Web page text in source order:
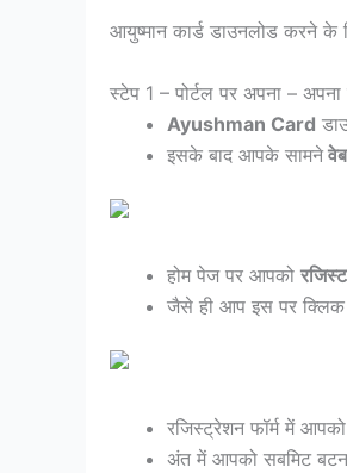
आयुष्मान कार्ड डाउनलोड करने के
स्टेप 1 – पोर्टल पर अपना –
Ayushman Card
इसके बाद आपके सामने
होम पेज पर आपको
जैसे ही आप इस पर
रजिस्ट्रेशन फॉर्म में
अंत में आपको सबमिट